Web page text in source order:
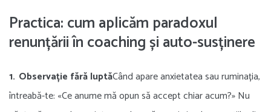
Practica: cum aplicăm paradoxul
renunțării în coaching și auto-susținere
Observație fără luptăCând apare anxietatea sau ruminația,
întreabă-te: «Ce anume mă opun să accept chiar acum?» Nu